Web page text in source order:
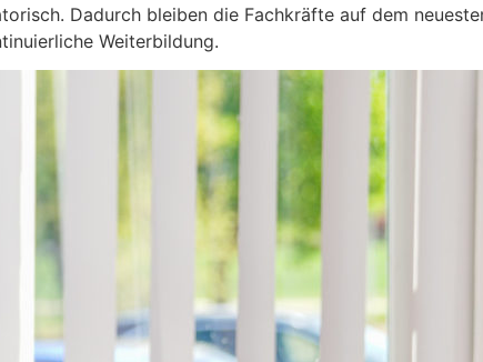
Dadurch bleiben die Fachkräfte auf dem
Weiterbildung.